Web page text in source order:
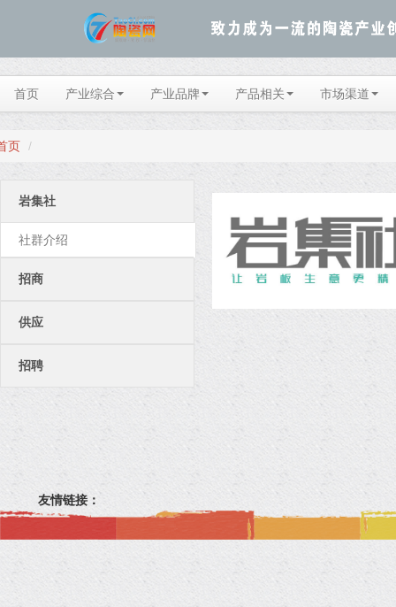
首页 产业综合 产业品牌 产品相关 市场渠道
页 /
岩集社
社群介绍
招商
供应
招聘
友情链接：